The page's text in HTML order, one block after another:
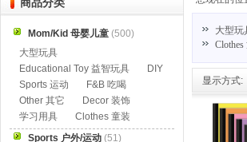
显示方式:
大型玩
Clothes
Mom/Kid 母婴儿童 (500)
大型玩具
Educational Toy 益智玩具
DIY
Sports 运动
F&B 吃喝
Other 其它
Decor 装饰
学习用具
Clothes 童装
Sports 户外/运动 (51)